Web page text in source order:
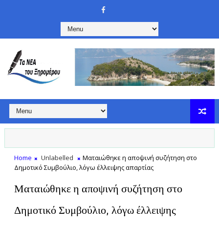
Home Unlabelled
Ματαιώθηκε η αποψινή συζήτηση στο
Δημοτικό Συμβούλιο, λόγω έλλειψης απαρτίας
Ματαιώθηκε η αποψινή συζήτηση στο
Δημοτικό Συμβούλιο, λόγω έλλειψης